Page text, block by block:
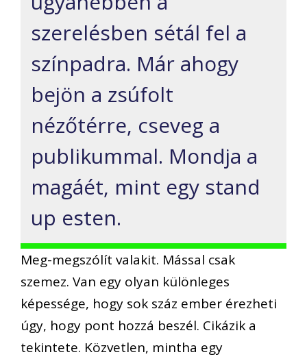
szerelésben sétál fel a
színpadra. Már ahogy
bejön a zsúfolt
nézőtérre, cseveg a
publikummal. Mondja a
magáét, mint egy stand
up esten.
Meg-megszólít valakit. Mással csak
szemez. Van egy olyan különleges
képessége, hogy sok száz ember érezheti
úgy, hogy pont hozzá beszél. Cikázik a
tekintete. Közvetlen, mintha egy